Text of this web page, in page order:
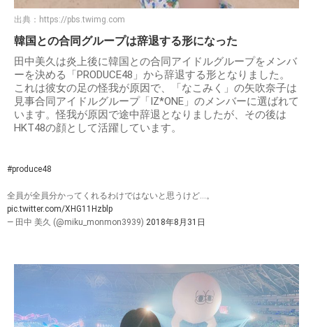
出典： https://pbs.twimg.com
韓国との合同グループは辞退する形になった
田中美久は炎上後に韓国との合同アイドルグループをメンバ
ーを決める「PRODUCE48」から辞退する形となりました。
これは彼女の足の怪我が原因で、「なこみく」の矢吹奈子は
見事合同アイドルグループ「IZ*ONE」のメンバーに選ばれて
います。怪我が原因で途中辞退となりましたが、その後は
HKT48の顔として活躍しています。
#produce48
全員が全員分かってくれるわけではないと思うけど…。
pic.twitter.com/XHG11Hzblp
— 田中 美久 (@miku_monmon3939) 2018年8月31日